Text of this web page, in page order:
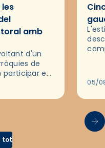
amb
d'un
de
participar en
05/
tot